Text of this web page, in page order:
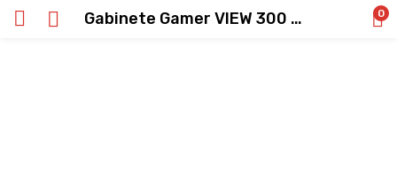
Gabinete Gamer VIEW 300 MX BLANCO – ARGB C/ VIDRIO TEMP 0